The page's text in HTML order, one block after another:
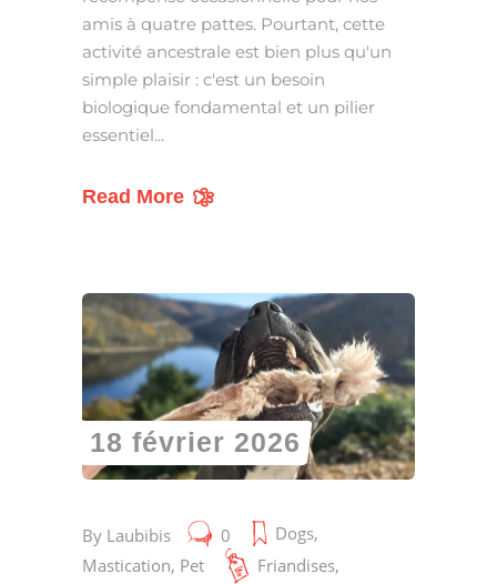
amis à quatre pattes. Pourtant, cette
activité ancestrale est bien plus qu'un
simple plaisir : c'est un besoin
biologique fondamental et un pilier
essentiel
Read More
18 février 2026
By Laubibis 0 Dogs,
Mastication, Pet Friandises,